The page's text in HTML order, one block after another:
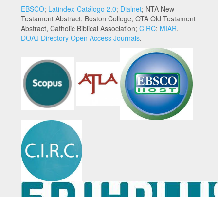
EBSCO; Latindex-Catálogo 2.0; Dialnet; NTA New
Testament Abstract, Boston College; OTA Old Testament
Abstract, Catholic Biblical Association; CIRC; MIAR.
DOAJ Directory Open Access Journals.